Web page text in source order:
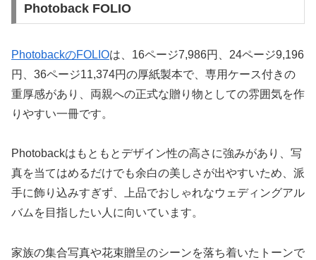
Photoback FOLIO
PhotobackのFOLIOは、16ページ7,986円、24ページ9,196
円、36ページ11,374円の厚紙製本で、専用ケース付きの
重厚感があり、両親への正式な贈り物としての雰囲気を作
りやすい一冊です。
Photobackはもともとデザイン性の高さに強みがあり、写
真を当てはめるだけでも余白の美しさが出やすいため、派
手に飾り込みすぎず、上品でおしゃれなウェディングアル
バムを目指したい人に向いています。
家族の集合写真や花束贈呈のシーンを落ち着いたトーンで